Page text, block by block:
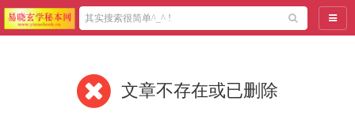
导航
文章不存在或已删除